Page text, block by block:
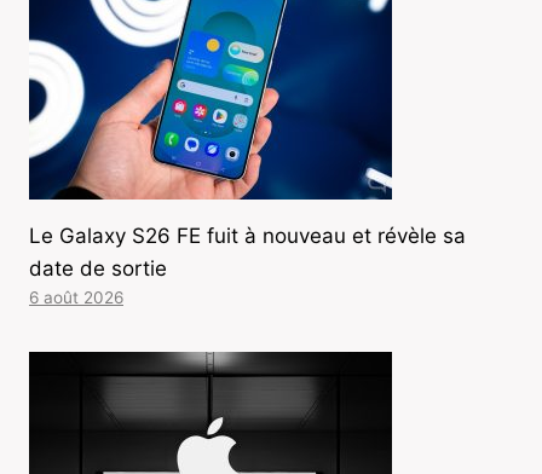
Le Galaxy S26 FE fuit à nouveau et révèle sa
date de sortie
6 août 2026